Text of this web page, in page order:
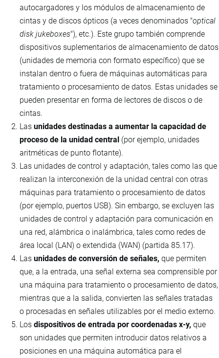
autocargadores y los módulos de almacenamiento de
cintas y de discos ópticos (a veces denominados "optical
disk jukeboxes"), etc.). Este grupo también comprende
dispositivos suplementarios de almacenamiento de datos
(unidades de memoria con formato específico) que se
instalan dentro o fuera de máquinas automáticas para
tratamiento o procesamiento de datos. Estas unidades se
pueden presentar en forma de lectores de discos o de
cintas.
Las unidades destinadas a aumentar la capacidad de
proceso de la unidad central (por ejemplo, unidades
aritméticas de punto flotante).
Las unidades de control y adaptación, tales como las que
realizan la interconexión de la unidad central con otras
máquinas para tratamiento o procesamiento de datos
(por ejemplo, puertos USB). Sin embargo, se excluyen las
unidades de control y adaptación para comunicación en
una red, alámbrica o inalámbrica, tales como redes de
área local (LAN) o extendida (WAN) (partida 85.17).
Las unidades de conversión de señales, que permiten
que, a la entrada, una señal externa sea comprensible por
una máquina para tratamiento o procesamiento de datos,
mientras que a la salida, convierten las señales tratadas
o procesadas en señales utilizables por el medio externo.
Los dispositivos de entrada por coordenadas x-y, que
son unidades que permiten introducir datos relativos a
posiciones en una máquina automática para el